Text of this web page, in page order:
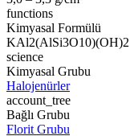
functions
Kimyasal Formülü
KAl2(AlSi3O10)(OH)2
science
Kimyasal Grubu
Halojenürler
account_tree
Bağlı Grubu
Florit Grubu